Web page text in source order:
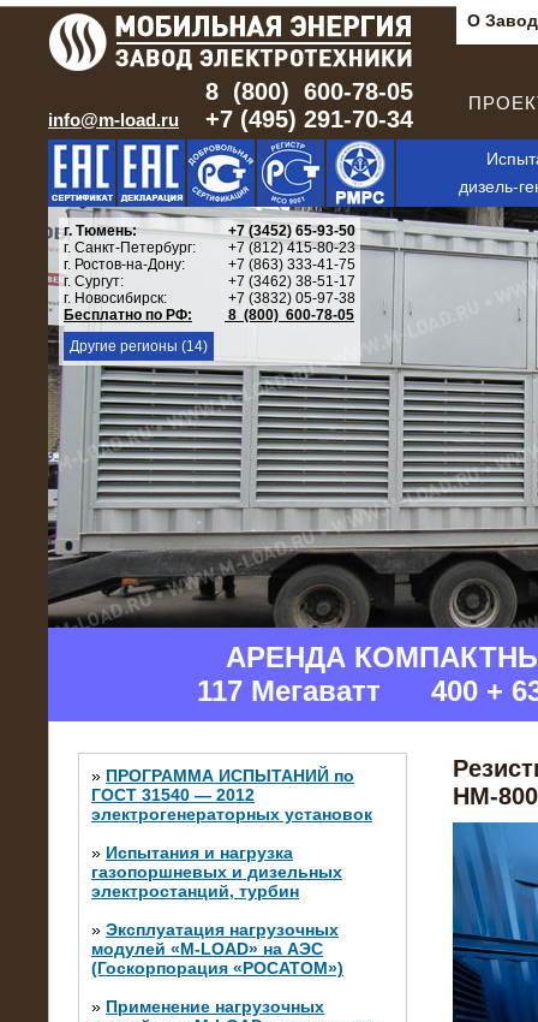
О
info@m-load.ru
8 (800) 600-78-05
+7 (495) 291-70-34
дизель-
г. Тюмень:
+7 (3452) 65-93-50
г. Санкт-Петербург:
+7 (812) 415-80-23
г. Ростов-на-Дону:
+7 (863) 333-41-75
г. Сургут:
+7 (3462) 38-51-17
г. Новосибирск:
+7 (3832) 05-97-38
Бесплатно по РФ:
8 (800) 600-78-05
Другие регионы (14)
АРЕНДА
117 Мегаватт 400 +
» ПРОГРАММА ИСПЫТАНИЙ по
ГОСТ 31540 — 2012
электрогенераторных установок
» Испытания и нагрузка
газопоршневых и дизельных
электростанций, турбин
» Эксплуатация нагрузочных
модулей «M-LOAD» на АЭС
(Госкорпорация «РОСАТОМ»)
» Применение нагрузочных
НМ-